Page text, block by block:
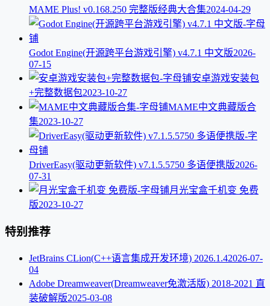
MAME Plus! v0.168.250 完整版经典大合集2024-04-29
Godot Engine(开源跨平台游戏引擎) v4.7.1 中文版2026-
07-15
安卓游戏安装包
+完整数据包2023-10-27
MAME中文典藏版合
集2023-10-27
DriverEasy(驱动更新软件) v7.1.5.5750 多语便携版2026-
07-31
月光宝盒千机变 免费
版2023-10-27
特别推荐
JetBrains CLion(C++语言集成开发环境) 2026.1.42026-07-
04
Adobe Dreamweaver(Dreamweaver免激活版) 2018-2021 直
装破解版2025-03-08